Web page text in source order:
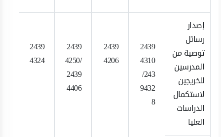
إصدار
رسائل
توصية من
المدرسين
للخريجين
لاستكمال
الدراسات
العليا
2439
4310
/243
9432
8
2439
4206
2439
4250/
2439
4406​
2439
4324​